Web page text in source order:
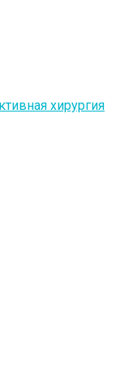
хирургия